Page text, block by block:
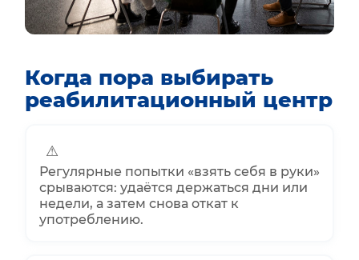
Когда пора выбирать
реабилитационный центр
⚠
Регулярные попытки «взять себя в руки»
срываются: удаётся держаться дни или
недели, а затем снова откат к
употреблению.